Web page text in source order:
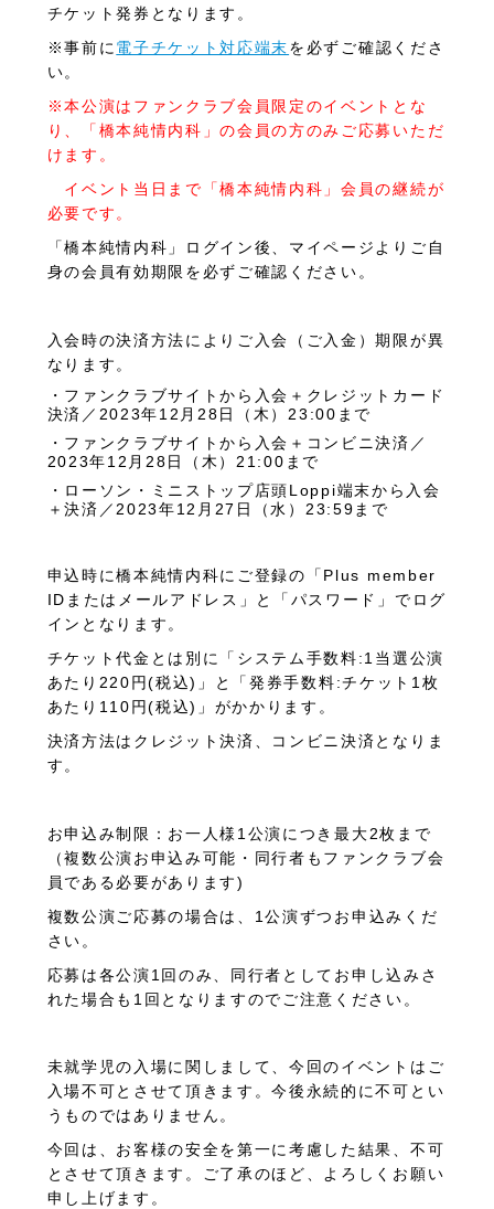
チケット発券となります。
※事前に電子チケット対応端末を必ずご確認くださ
い。
※本公演はファンクラブ会員限定のイベントとな
り、「橋本純情内科」の会員の方のみご応募いただ
けます。
イベント当日まで「橋本純情内科」会員の継続が
必要です。
「橋本純情内科」ログイン後、マイページよりご自
身の会員有効期限を必ずご確認ください。
入会時の決済方法によりご入会（ご入金）期限が異
なります。
・ファンクラブサイトから入会＋クレジットカード
決済／ 2023年12月28日（木）23 :00 まで
・ファンクラブサイトから入会＋コンビニ決済／
2023年12月28日（木）21 :00 まで
・ローソン・ミニストップ店頭Loppi端末から入会
＋決済／ 2023年12月27日（水） 23:59 まで
申込時に橋本純情内科にご登録の「 Plus member
ID またはメールアドレス」と「パスワード」でログ
インとなります。
チケット代金とは別に「システム手数料:1 当選公演
あたり 220円(税込) 」と「発券手数料:チケット 1 枚
あたり 110円(税込) 」がかかります。
決済方法は クレジット決済、コンビニ決済となりま
す。
お申込み制限：お一人様 1 公演につき最大2枚まで
（複数公演お申込み可能・同行者もファンクラブ会
員である必要があります)
複数公演ご応募の場合は、 1公演ずつお申込みくだ
さい。
応募は各公演1 回のみ、同行者としてお申し込みさ
れた場合も 1 回となりますのでご注意ください。
未就学児の入場に関しまして、今回のイベントはご
入場不可とさせて頂きます。今後永続的に不可とい
うものではありません。
今回は、お客様の安全を第一に考慮した結果、不可
とさせて頂きます。ご了承のほど、よろしくお願い
申し上げます。